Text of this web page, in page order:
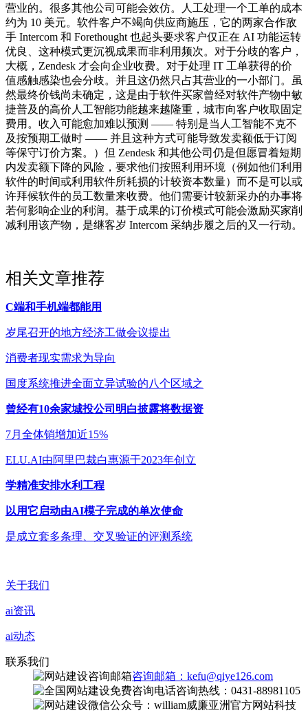
营业的。很多其他公司可能会效仿。人工处理一个工单的成本
约为 10 美元。软件客户不竭向供应商施压，它的两家合作敌
手 Intercom 和 Forethought 也起头要求客户仅正在 AI 功能运转
优良、这种模式更沉视成果而非利用频次。对于分歧的客户，
大概，Zendesk 才会向企业收费。对于处理 IT 工单获得的价
值感触感染也会分歧。并且这仍然只占其营业的一小部门。虽
然最终价钱尚未确定，这是由于软件买家曾经对软件产物中敏
捷普及的高价人工智能功能越来越隆重，城市向客户收取固定
费用。收入可能愈加难以预测 —— 特别是当人工智能不克不
及按预期工做时 —— 并且这种方式可能导致发卖额低于订阅
等保守订价方案。）但 Zendesk 和其他公司仍是但愿冒着短期
内发卖额下降的风险，要求他们按照利用环境（例如他们利用
软件的时间或利用软件所耗损的计较资本数量）而不是可以或
许拜候软件的员工数量来收费。他们需要计较新采办的办事将
若何影响企业的利润。基于成果的订价模式可能会激励买家削
减利用该产物，是继客岁 Intercom 采纳步履之后的又一行动。
相关文章推荐
C端和手机端都能用
岁尾召开的地方经济工做会议提出
消费者现实需求为导向
国度系统推进全面立异试验的八个区域之
曾经有10余家城投公司明白披露将数据资
7月全体销增加近15%
ELU.AI由阿里巴裁白惠源于2023年创立
学精准安排水利工程
以用它启动由AI模子完成的单次使命
是成立套多条理、交叉验证的评测系统
关于我们
ai资讯
ai动态
联系我们
咨询邮箱：kefu@qiye126.com
咨询热线：0431-88981105
微信公众号：william威廉亚洲官方网站科技